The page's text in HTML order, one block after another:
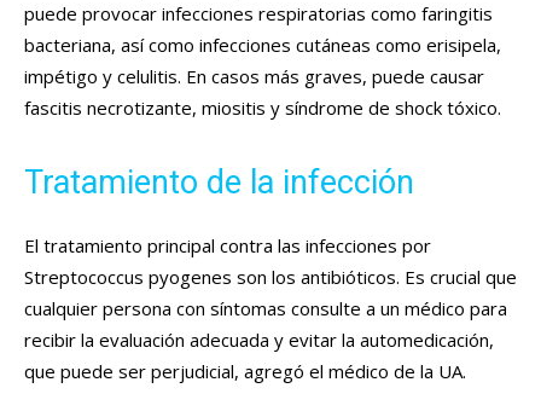
puede provocar infecciones respiratorias como faringitis
bacteriana, así como infecciones cutáneas como erisipela,
impétigo y celulitis. En casos más graves, puede causar
fascitis necrotizante, miositis y síndrome de shock tóxico.
Tratamiento de la infección
El tratamiento principal contra las infecciones por
Streptococcus pyogenes son los antibióticos. Es crucial que
cualquier persona con síntomas consulte a un médico para
recibir la evaluación adecuada y evitar la automedicación,
que puede ser perjudicial, agregó el médico de la UA.